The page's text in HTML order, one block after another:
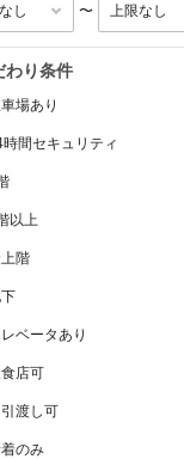
〜
わり条件
場あり
時間セキュリティ
以上
階
ベータあり
店可
渡し可
のみ